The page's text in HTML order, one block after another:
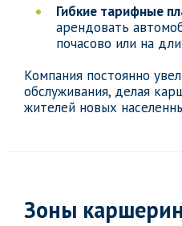
Гибкие тарифные
арендовать
почасово или на
Компания постоянно
обслуживания, делая
жителей новых
Зоны